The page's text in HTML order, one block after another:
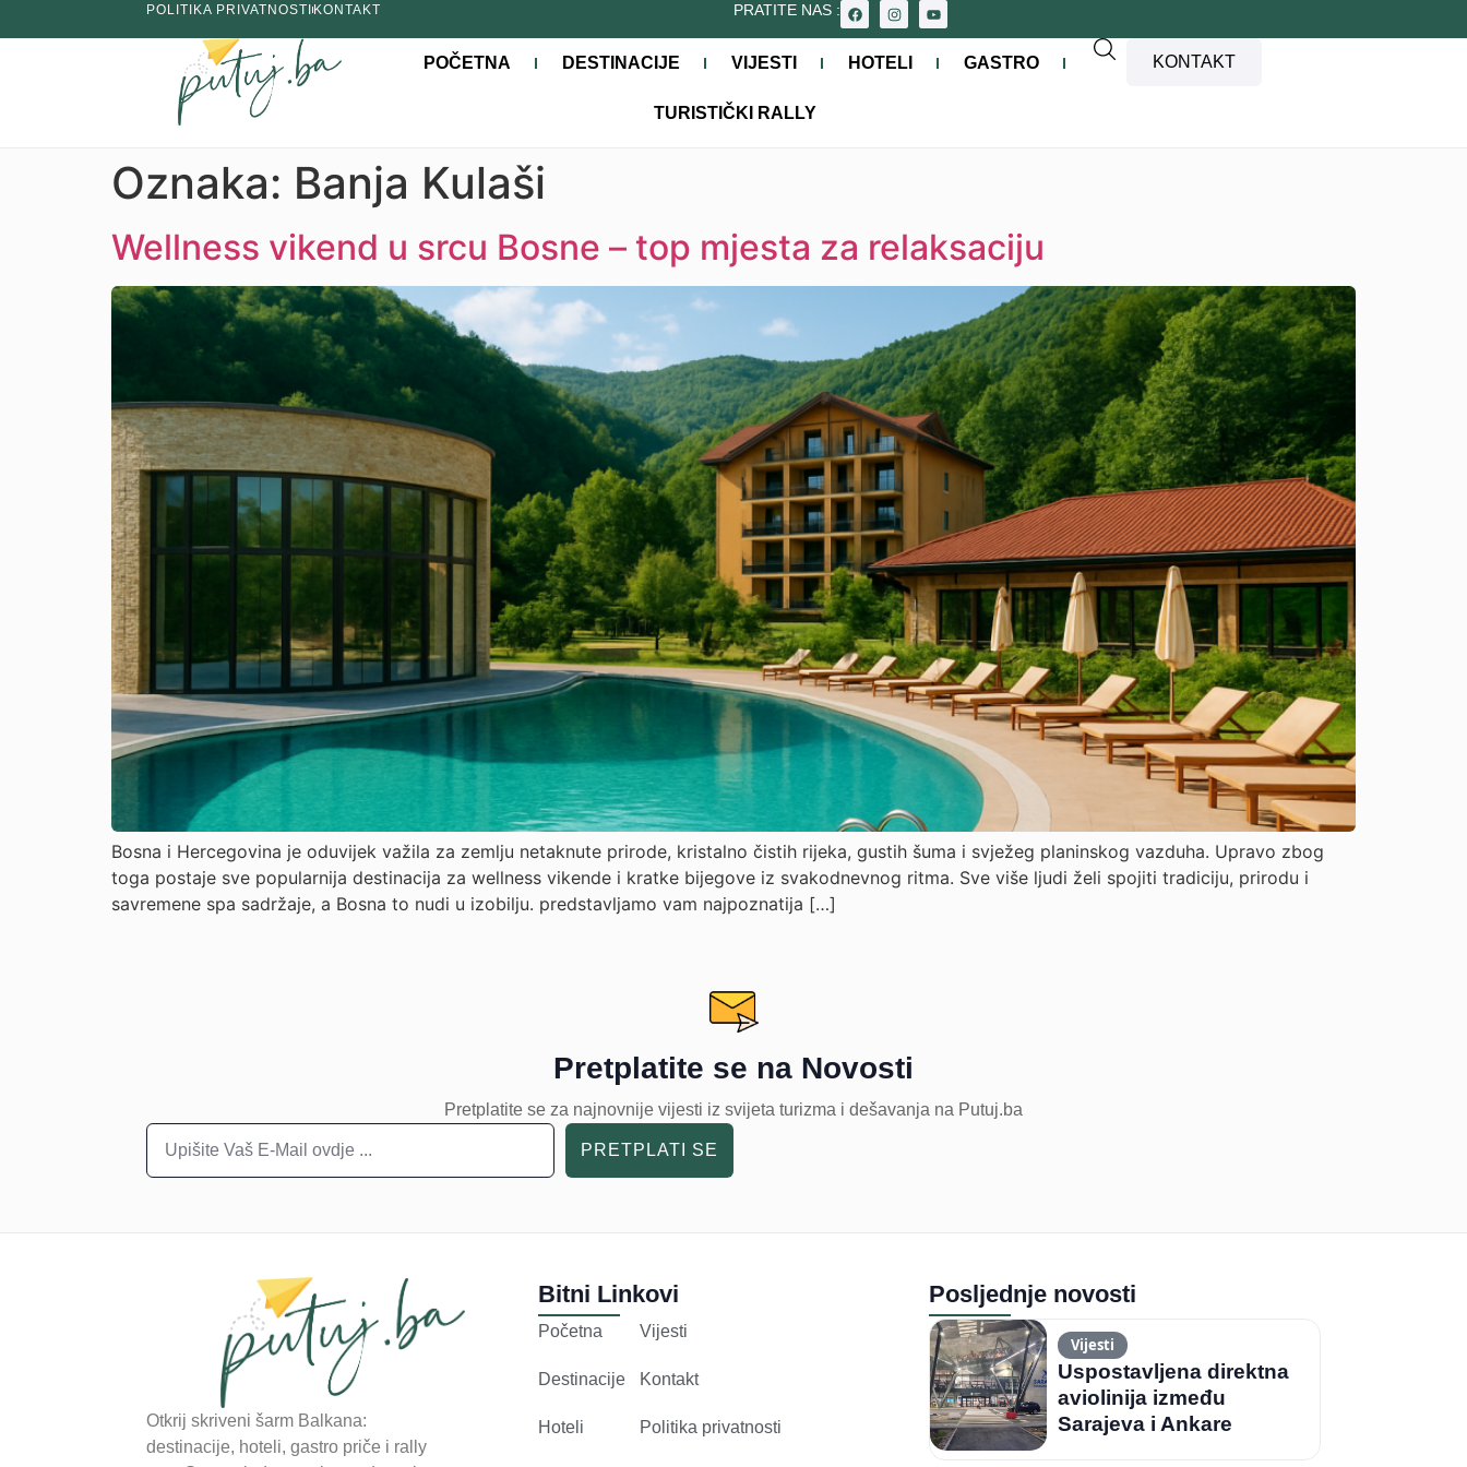
POLITIKA PRIVATNOSTIKONTAKT PRATITE NAS :
POČETNA DESTINACIJE VIJESTI HOTELI GASTRO
TURISTIČKI RALLY
KONTAKT
Oznaka: Banja Kulaši
Wellness vikend u srcu Bosne – top mjesta za relaksaciju
Bosna i Hercegovina je oduvijek važila za zemlju netaknute prirode, kristalno čistih rijeka, gustih šuma i svježeg planinskog vazduha. Upravo zbog
toga postaje sve popularnija destinacija za wellness vikende i kratke bijegove iz svakodnevnog ritma. Sve više ljudi želi spojiti tradiciju, prirodu i
savremene spa sadržaje, a Bosna to nudi u izobilju. predstavljamo vam najpoznatija […]
Pretplatite se na Novosti
Pretplatite se za najnovnije vijesti iz svijeta turizma i dešavanja na Putuj.ba
PRETPLATI SE
Otkrij skriveni šarm Balkana:
destinacije, hoteli, gastro priče i rally
Bitni Linkovi
Početna
Destinacije
Hoteli
Vijesti
Kontakt
Politika privatnosti
Posljednje novosti
Vijesti
Uspostavljena direktna
aviolinija između
Sarajeva i Ankare